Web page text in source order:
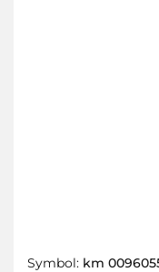
Symbol: km